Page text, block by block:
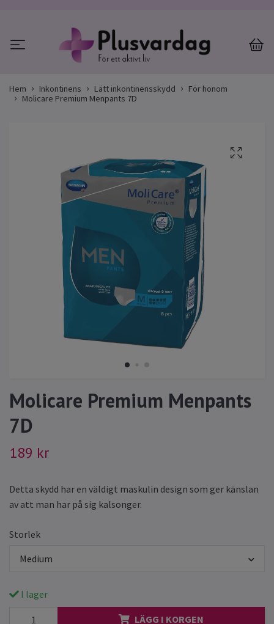
Hem Inkontinens Lätt inkontinensskydd
För honom
Molicare Premium Menpants 7D
Molicare Premium Menpants
7D
189 kr
Detta skydd har en väldigt maskulin design som ger känslan
av att man har på sig kalsonger.
Storlek
Medium
I lager
LÄGG I KORGEN